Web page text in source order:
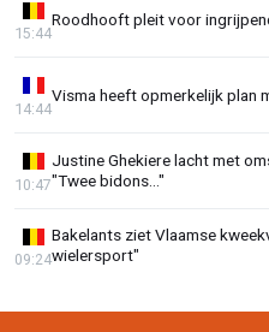
Roodhooft pleit voor
15:44
Visma heeft opmerkelijk plan
14:44
Justine Ghekiere lacht met
"Twee bidons..."
10:47
Bakelants ziet Vlaamse
wielersport"
09:24